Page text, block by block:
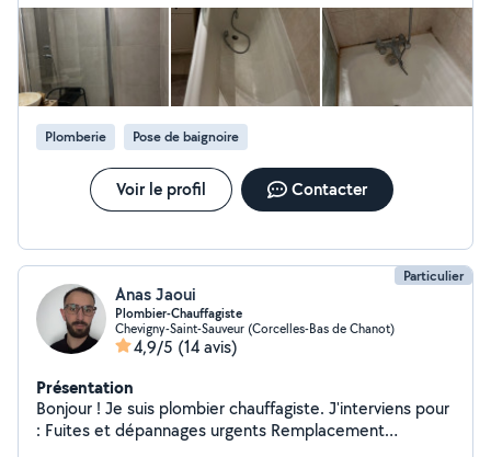
propre et efficace Conseils professionnels Tarifs clairs
Professionnel en portage salarial : Facture fournie
Assurance professionnelle Prestation déclarée Zone :
Dijon et alentours Disponible immédiatement
contactez-moi pour un devis rapide !
Plomberie Pose de baignoire
Voir le profil Contacter
Particulier
Anas Jaoui
Plombier-Chauffagiste
Chevigny-Saint-Sauveur (Corcelles-Bas de Chanot)
4,9/5 (14 avis)
Présentation
Bonjour ! Je suis plombier chauffagiste. J'interviens pour
: Fuites et dépannages urgents Remplacement